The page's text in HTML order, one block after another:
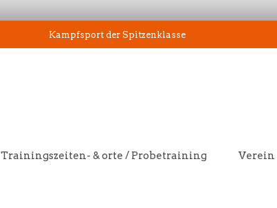
Kampfsport der Spitzenklasse
Trainingszeiten- & orte / Probetraining Verein